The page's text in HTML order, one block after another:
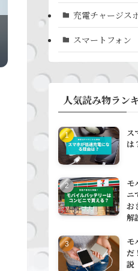
充電チャージス
スマートフォン
人気読み物ラン
ス
は
モ
ニ
お
解
モ
だ
説